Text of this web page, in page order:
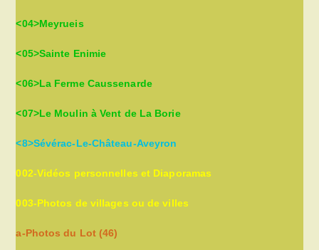
<04>Meyrueis
<05>Sainte Enimie
<06>La Ferme Caussenarde
<07>Le Moulin à Vent de La Borie
<8>Sévérac-Le-Château-Aveyron
002-Vidéos personnelles et Diaporamas
003-Photos de villages ou de villes
a-Photos du Lot (46)